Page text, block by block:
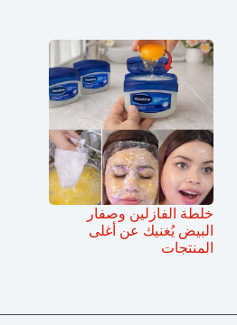
خلطة الفازلين وصفار
البيض يُغنيك عن أغلى
المنتجات